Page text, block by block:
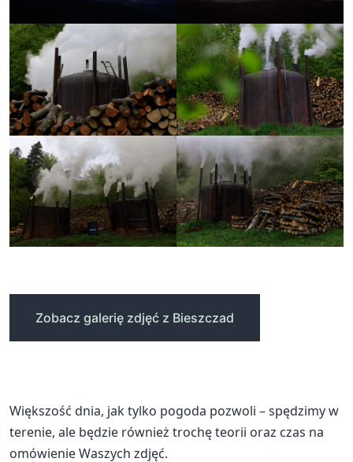
Zobacz galerię zdjęć z Bieszczad
Większość dnia, jak tylko pogoda pozwoli – spędzimy w
terenie, ale będzie również trochę teorii oraz czas na
omówienie Waszych zdjęć.